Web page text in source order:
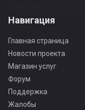
Навигация
Главная страница
Новости проекта
Магазин услуг
Форум
Поддержка
Жалобы